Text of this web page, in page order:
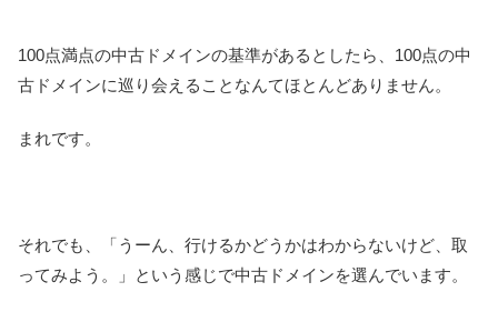
100点満点の中古ドメインの基準があるとしたら、100点の中
古ドメインに巡り会えることなんてほとんどありません。
まれです。
それでも、「うーん、行けるかどうかはわからないけど、取
ってみよう。」という感じで中古ドメインを選んでいます。